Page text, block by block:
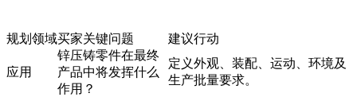
规划领域买家关键问题 建议行动
应用
锌压铸零件在最终
产品中将发挥什么
作用？
定义外观、装配、运动、环境及
生产批量要求。